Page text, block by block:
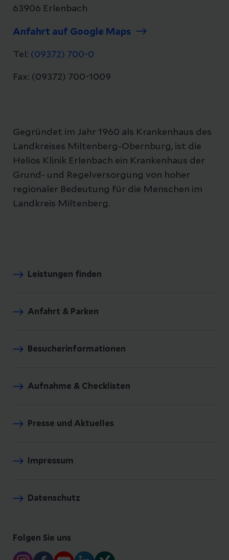
63906 Erlenbach
Anfahrt auf Google Maps
Tel: (09372) 700-0
Fax: (09372) 700-1009
Gegründet im Jahr 1960 als Krankenhaus des
Landkreises Miltenberg-Obernburg, ist die
Helios Klinik Erlenbach ein Krankenhaus der
Grund- und Regelversorgung von hoher
regionaler Bedeutung für die Menschen im
Landkreis Miltenberg.
Leistungen finden
Anfahrt & Parken
Besucherinformationen
Aufnahme & Checklisten
Presse und Aktuelles
Impressum
Datenschutz
Folgen Sie uns